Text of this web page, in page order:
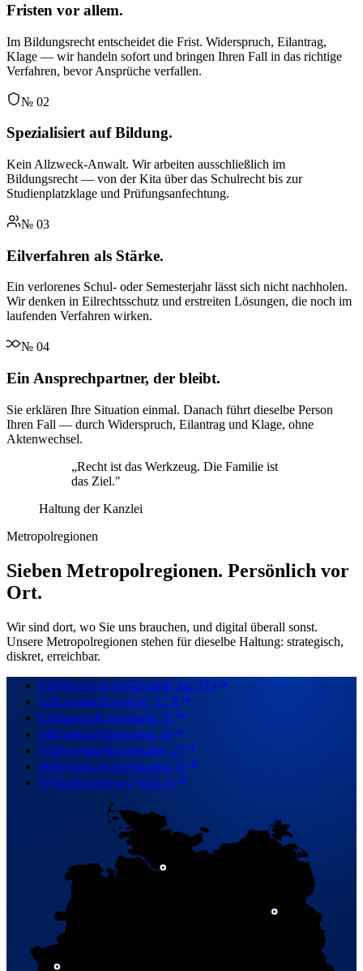
Fristen vor allem.
Im Bildungsrecht entscheidet die Frist. Widerspruch, Eilantrag,
Klage — wir handeln sofort und bringen Ihren Fall in das richtige
Verfahren, bevor Ansprüche verfallen.
№ 02
Spezialisiert auf Bildung.
Kein Allzweck-Anwalt. Wir arbeiten ausschließlich im
Bildungsrecht — von der Kita über das Schulrecht bis zur
Studienplatzklage und Prüfungsanfechtung.
№ 03
Eilverfahren als Stärke.
Ein verlorenes Schul- oder Semesterjahr lässt sich nicht nachholen.
Wir denken in Eilrechtsschutz und erstreiten Lösungen, die noch im
laufenden Verfahren wirken.
№ 04
Ein Ansprechpartner, der bleibt.
Sie erklären Ihre Situation einmal. Danach führt dieselbe Person
Ihren Fall — durch Widerspruch, Eilantrag und Klage, ohne
Aktenwechsel.
„Recht ist das Werkzeug. Die Familie ist
das Ziel."
Haltung der Kanzlei
Metropolregionen
Sieben Metropolregionen. Persönlich vor
Ort.
Wir sind dort, wo Sie uns brauchen, und digital überall sonst.
Unsere Metropolregionen stehen für dieselbe Haltung: strategisch,
diskret, erreichbar.
01MünchenSchleißheimer Str. 373
02KarlsruheBrauerstr. 12 A
03StuttgartKönigstraße 35
04FrankfurtOpernplatz 14
05DüsseldorfKönigsallee 27
06BerlinKurfürstendamm 15
07HamburgNeuer Wall 10